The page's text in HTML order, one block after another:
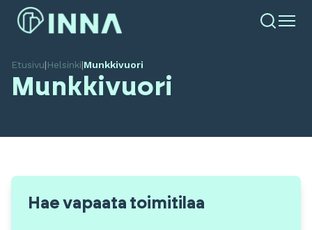
Etusivu|Helsinki|Munkkivuori
Munkkivuori
Hae vapaata toimitilaa